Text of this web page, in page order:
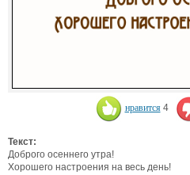
нравится 4
Текст:
Доброго осеннего утра!
Хорошего настроения на весь день!